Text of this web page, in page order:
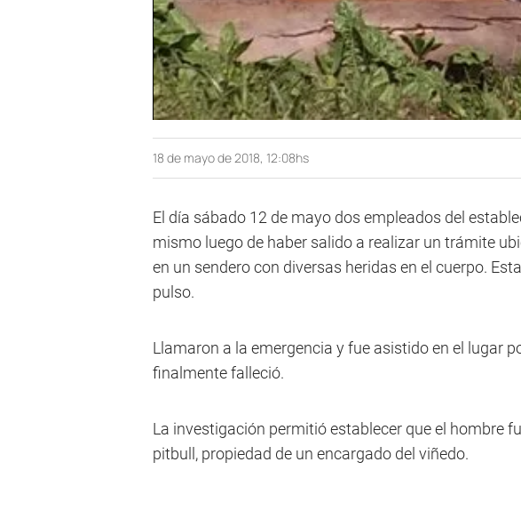
Video
18 de mayo de 2018, 12:08hs
El día sábado 12 de mayo dos empleados del
mismo luego de haber salido a realizar un trámite
en un sendero con diversas heridas en el cuerpo.
pulso.
Llamaron a la emergencia y fue asistido en el lugar
finalmente falleció.
La investigación permitió establecer que el hombre
pitbull, propiedad de un encargado del viñedo.